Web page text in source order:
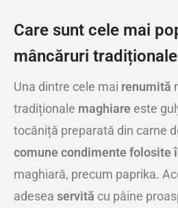
Care sunt cele mai
mâncăruri
Una dintre cele mai renumită
tradiționale maghiare este
tocăniță preparată din carne
comune condimente folosite
maghiară, precum paprika.
adesea servită cu pâine